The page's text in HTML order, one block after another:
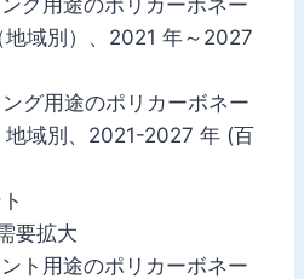
地域別）、2021 年～2027
グ用途のポリカーボネー
地域別、2021-2027 年 (百
要拡大
ト用途のポリカーボネー